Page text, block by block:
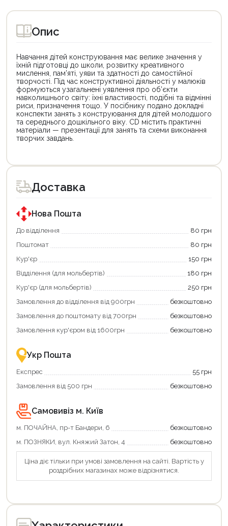
Опис
Навчання дітей конструювання має велике значення у
їхній підготовці до школи, розвитку креативного
мислення, пам’яті, уяви та здатності до самостійної
творчості. Під час конструктивної діяльності у малюків
формуються узагальнені уявлення про об’єкти
навколишнього світу: їхні властивості, подібні та відмінні
риси, призначення тощо. У посібнику подано докладні
конспекти занять з конструювання для дітей молодшого
та середнього дошкільного віку. СD містить практичні
матеріали — презентації для занять та схеми виконання
творчих завдань.
товар
для
покупки
державною
програмою
єКнига.
Використовуйте
карту
щоб
зекономити
та
отримати
переваги!
картою
єКнига
–
зручно
та
товар
для
покупки
державною
програмою
«Національний
кешбек».
покупку
«Національний
кешбек»
та
отримуйте
повернення
Економте
більше
разом
державною
підтримкою!
Доставка
Нова Пошта
До відділення
80 грн
Поштомат
80 грн
Кур'єр
150 грн
Відділення (для мольбертів)
180 грн
Кур'єр (для мольбертів)
250 грн
Замовлення до відділення від 900грн
безкоштовно
Замовлення до поштомату від 700грн
безкоштовно
Замовлення кур'єром від 1600грн
безкоштовно
Укр Пошта
Експрес
55 грн
Замовлення від 500 грн
безкоштовно
Самовивіз м. Київ
м. ПОЧАЙНА, пр-т Бандери, 6
безкоштовно
м. ПОЗНЯКИ, вул. Княжий Затон, 4
безкоштовно
Ціна діє тільки при умові замовлення на сайті. Вартість у
роздрібних магазинах може відрізнятися.